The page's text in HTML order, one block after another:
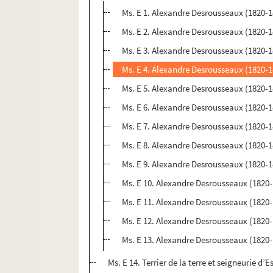
Ms. E 1. Alexandre Desrousseaux
Ms. E 2. Alexandre Desrousseaux
Ms. E 3. Alexandre Desrousseaux
Ms. E 4. Alexandre Desrousseaux
Ms. E 5. Alexandre Desrousseaux
Ms. E 6. Alexandre Desrousseaux
Ms. E 7. Alexandre Desrousseaux
Ms. E 8. Alexandre Desrousseaux
Ms. E 9. Alexandre Desrousseaux
Ms. E 10. Alexandre Desrousseaux
Ms. E 11. Alexandre Desrousseaux
Ms. E 12. Alexandre Desrousseaux
Ms. E 13. Alexandre Desrousseaux
Ms. E 14. Terrier de la terre et seigneurie